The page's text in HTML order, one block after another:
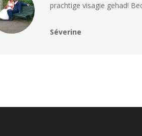
prachtige visagie gehad!
Séverine